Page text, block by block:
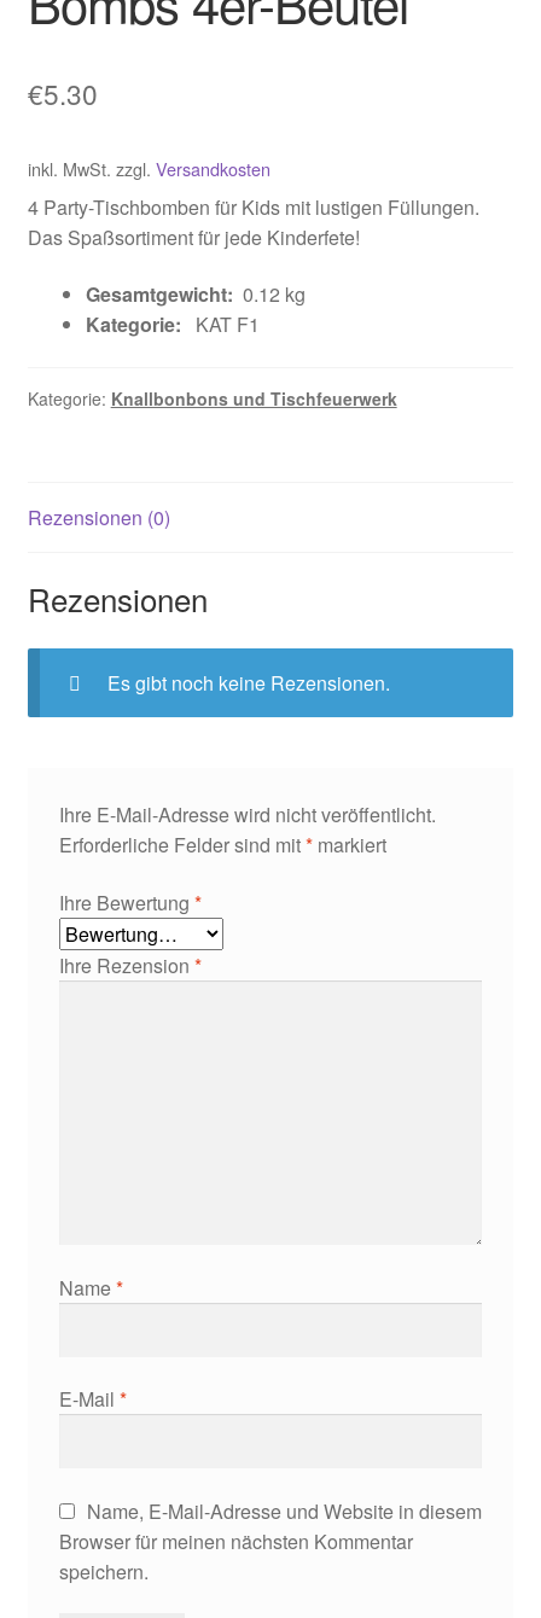
€5.30
inkl. MwSt. zzgl. Versandkosten
4 Party-Tischbomben für Kids mit lustigen Füllungen.
Das Spaßsortiment für jede Kinderfete!
Gesamtgewicht: 0.12 kg
Kategorie:
KAT F1
Kategorie: Knallbonbons und Tischfeuerwerk
Rezensionen (0)
Rezensionen
Es gibt noch keine Rezensionen.
Ihre E-Mail-Adresse wird nicht veröffentlicht.
Erforderliche Felder sind mit*markiert
Ihre Bewertung *
Ihre Rezension *
Name*
E-Mail *
Name, E-Mail-Adresse und Website in diesem
Browser für meinen nächsten Kommentar
speichern.